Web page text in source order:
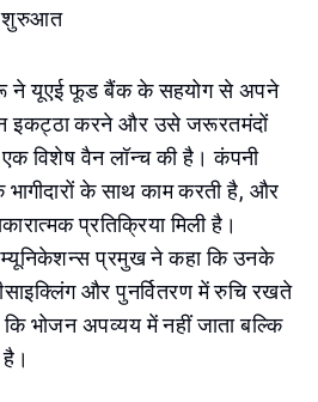
शुरुआत
ने यूएई फूड बैंक के सहयोग से अपने
इकट्ठा करने और उसे जरूरतमंदों
विशेष वैन लॉन्च की है। कंपनी
के साथ काम करती है, और
प्रतिक्रिया मिली है।
प्रमुख ने कहा कि उनके
और पुनर्वितरण में रुचि रखते
भोजन अपव्यय में नहीं जाता बल्कि